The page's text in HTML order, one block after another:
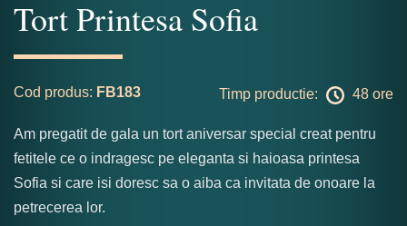
Tort Printesa Sofia
Cod produs: FB183 Timp productie: 48 ore
Am pregatit de gala un tort aniversar special creat pentru
fetitele ce o indragesc pe eleganta si haioasa printesa
Sofia si care isi doresc sa o aiba ca invitata de onoare la
petrecerea lor.